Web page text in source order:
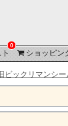
0
ショッピン
旧ビックリマンシー